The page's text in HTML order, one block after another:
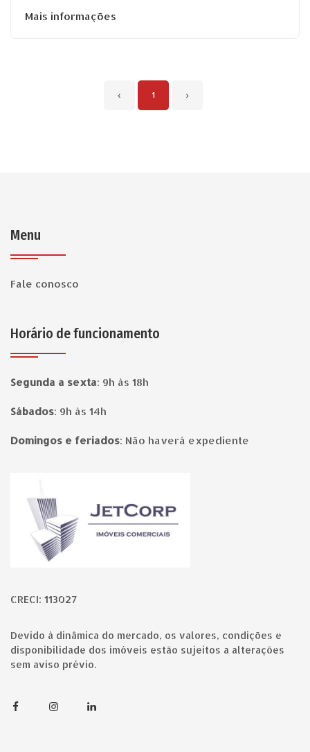
Mais informações
‹ 1 ›
Menu
Fale conosco
Horário de funcionamento
Segunda a sexta: 9h às 18h
Sábados: 9h às 14h
Domingos e feriados: Não haverá expediente
CRECI: 113027
Devido à dinâmica do mercado, os valores, condições e
disponibilidade dos imóveis estão sujeitos a alterações
sem aviso prévio.
FacebookInstagramLinkedin